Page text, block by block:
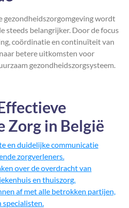
gezondheidszorgomgeving wordt
steeds belangrijker. Door de focus
coördinatie en continuïteit van
betere uitkomsten voor
gezondheidszorgsysteem.
Zorg in België
en duidelijke communicatie
zorgverleners.
over de overdracht van
en thuiszorg.
af met alle betrokken partijen,
specialisten.